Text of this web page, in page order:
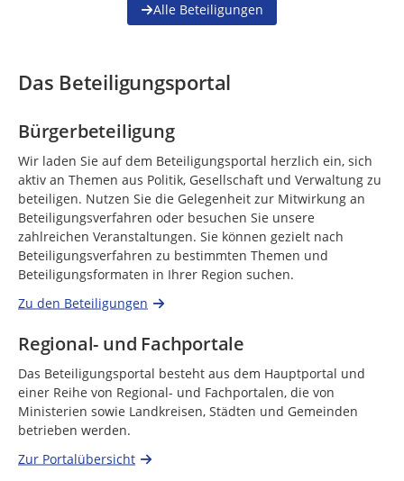
Alle Beteiligungen
Das Beteiligungsportal
Bürgerbeteiligung
Wir laden Sie auf dem Beteiligungsportal herzlich ein, sich
aktiv an Themen aus Politik, Gesellschaft und Verwaltung zu
beteiligen. Nutzen Sie die Gelegenheit zur Mitwirkung an
Beteiligungsverfahren oder besuchen Sie unsere
zahlreichen Veranstaltungen. Sie können gezielt nach
Beteiligungsverfahren zu bestimmten Themen und
Beteiligungsformaten in Ihrer Region suchen.
Zu den Beteiligungen
Regional- und Fachportale
Das Beteiligungsportal besteht aus dem Hauptportal und
einer Reihe von Regional- und Fachportalen, die von
Ministerien sowie Landkreisen, Städten und Gemeinden
betrieben werden.
Zur Portalübersicht